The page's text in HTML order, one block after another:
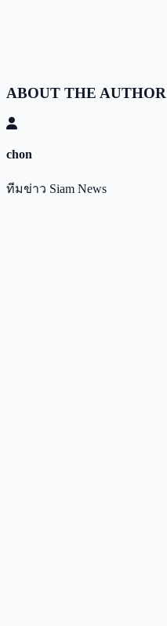
ABOUT THE AUTHOR
chon
ทีมข่าว Siam News